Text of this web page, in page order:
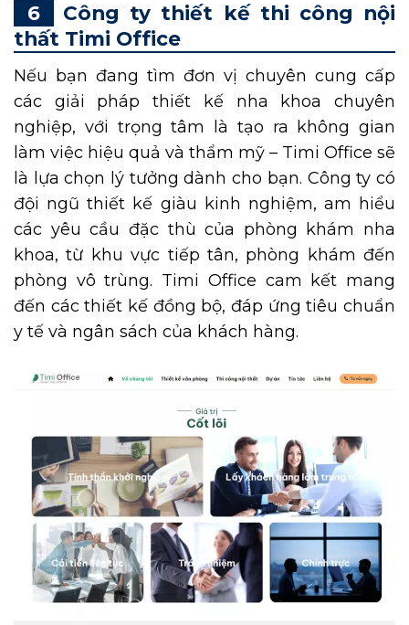
Công ty thiết kế thi công nội
thất Timi Office
Nếu bạn đang tìm đơn vị chuyên cung cấp
các giải pháp thiết kế nha khoa chuyên
nghiệp, với trọng tâm là tạo ra không gian
làm việc hiệu quả và thẩm mỹ – Timi Office sẽ
là lựa chọn lý tưởng dành cho bạn. Công ty có
đội ngũ thiết kế giàu kinh nghiệm, am hiểu
các yêu cầu đặc thù của phòng khám nha
khoa, từ khu vực tiếp tân, phòng khám đến
phòng vô trùng. Timi Office cam kết mang
đến các thiết kế đồng bộ, đáp ứng tiêu chuẩn
y tế và ngân sách của khách hàng.